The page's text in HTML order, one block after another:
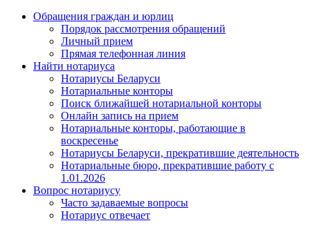
Обращения граждан и юрлиц
Порядок рассмотрения обращений
Личный прием
Прямая телефонная линия
Найти нотариуса
Нотариусы Беларуси
Нотариальные конторы
Поиск ближайшей нотариальной конторы
Онлайн запись на прием
Нотариальные конторы, работающие в
воскресенье
Нотариусы Беларуси, прекратившие деятельность
Нотариальные бюро, прекратившие работу с
1.01.2026
Вопрос нотариусу
Часто задаваемые вопросы
Нотариус отвечает